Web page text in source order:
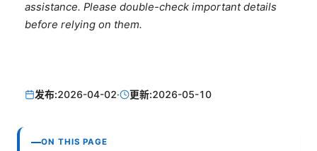
assistance. Please double-check important details
before relying on them.
发布:2026-04-02· 更新:2026-05-10
ON THIS PAGE